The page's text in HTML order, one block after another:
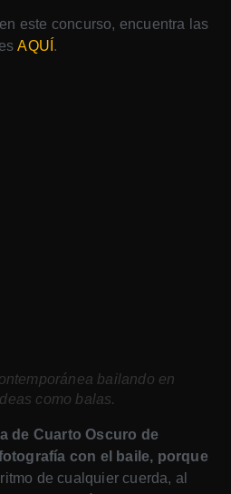
este concurso, encuentra las
AQUÍ .
bailando en
como balas.
de Cuarto Oscuro de
con el baile, porque
ritmo de cualquier cuerda, al